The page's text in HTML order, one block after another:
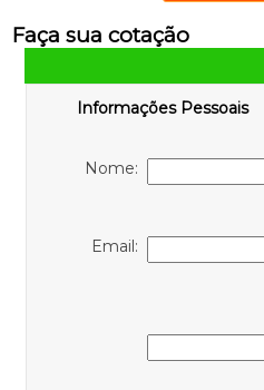
Faça sua cotação
Informações Pessoais
Nome:
Email: